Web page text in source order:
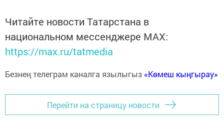
Читайте новости Татарстана в
национальном мессенджере MАХ:
https://max.ru/tatmedia
Безнең телеграм каналга язылыгыз «Көмеш кыңгырау»
Перейти на страницу новости